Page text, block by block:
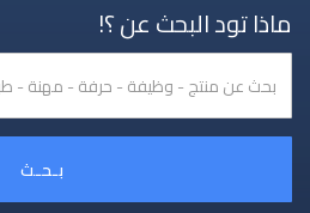
ماذا تود البحث عن ؟!
بـحـث